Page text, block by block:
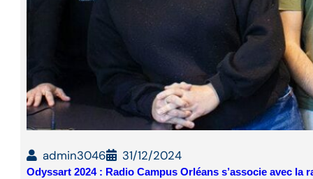
admin3046 31/12/2024
Odyssart 2024 : Radio Campus Orléans s’associe avec la